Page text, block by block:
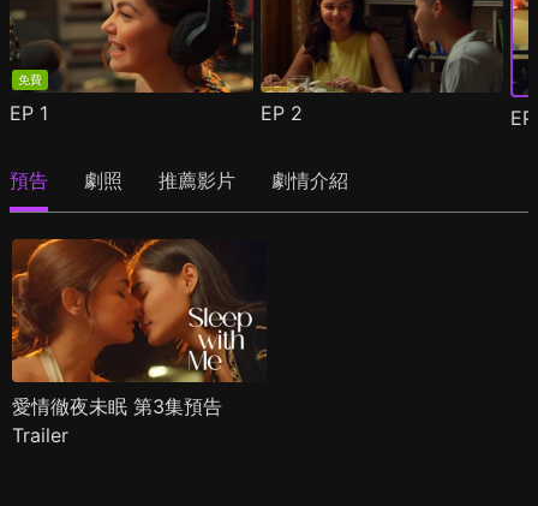
免費
EP 1 EP 2
預告 劇照 推薦影片 劇情介紹
愛情徹夜未眠 第3集預告
Trailer